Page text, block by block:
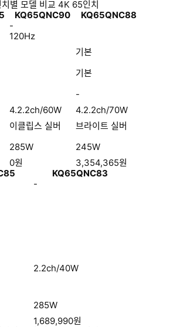
KQ65QNC90
KQ65QNC88
-
120Hz
기본
기본
-
4.2.2ch/60W
4.2.2ch/70W
이클립스 실버
브라이트 실버
285W
245W
0원 3,354,365원
KQ65QNC83
-
2.2ch/40W
285W
1,689,990원